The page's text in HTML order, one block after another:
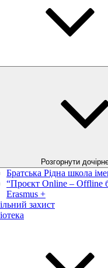
Розгорнути
Братська Рідна школа
“Проєкт Online – Offline
Erasmus +
захист